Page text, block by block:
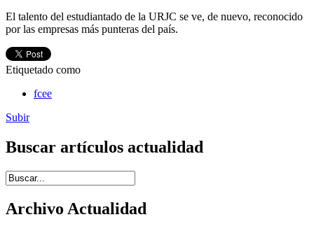
El talento del estudiantado de la URJC se ve, de nuevo, reconocido
por las empresas más punteras del país.
Etiquetado como
fcee
Subir
Buscar artículos actualidad
Introduce términos de búsqueda
Archivo Actualidad